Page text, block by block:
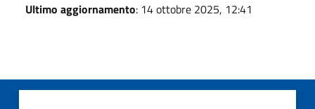
Ultimo aggiornamento: 14 ottobre 2025, 12:41